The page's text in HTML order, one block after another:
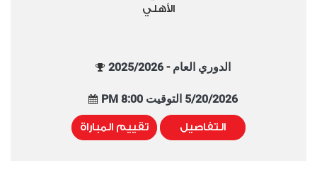
الأهلي
الدوري العام - 2025/2026
5/20/2026 التوقيت 8:00 PM
التفاصيل تقييم المباراة